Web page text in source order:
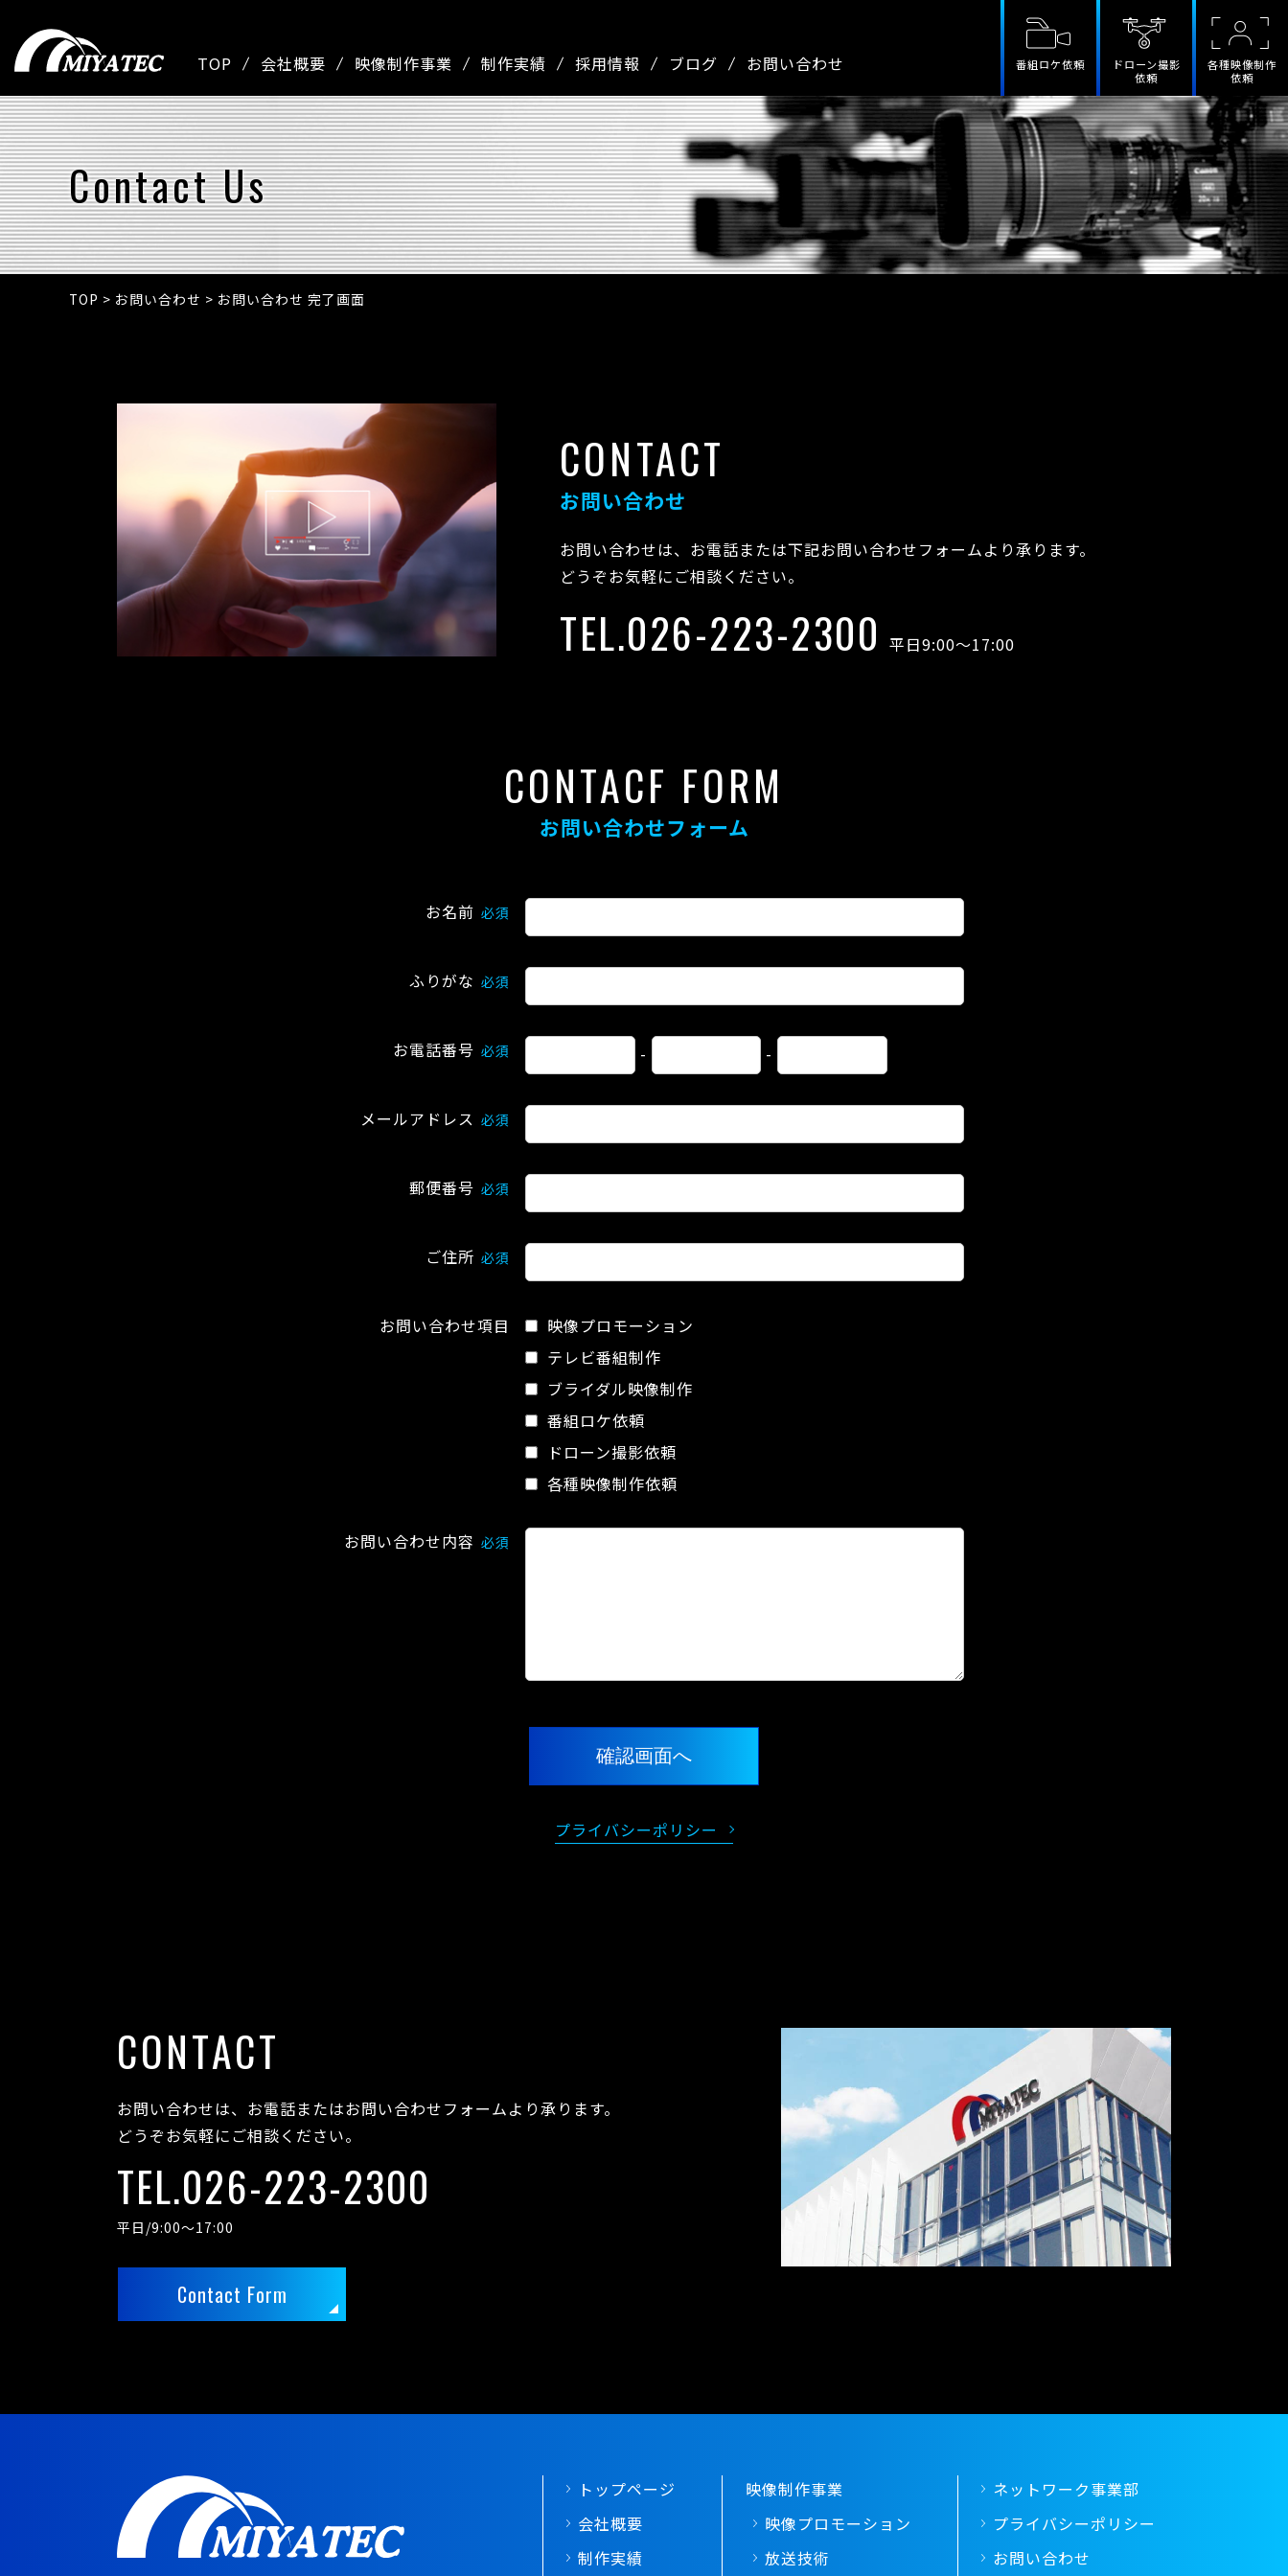
TOP 会社概要 映像制作事業 制作実績 採用情報 ブログ お問い合わせ 番組ロケ依頼
ドローン撮影
依頼
各種映像制作
依頼
Contact Us
TOP > お問い合わせ > お問い合わせ 完了画面
CONTACT
お問い合わせ
お問い合わせは、お電話または下記お問い合わせフォームより承ります。
どうぞお気軽にご相談ください。
TEL.026-223-2300 平日9:00～17:00
CONTACF FORM
お問い合わせフォーム
お名前 必須
ふりがな 必須
お電話番号 必須 - -
メールアドレス 必須
郵便番号 必須
ご住所 必須
お問い合わせ項目
映像プロモーション
テレビ番組制作
ブライダル映像制作
番組ロケ依頼
ドローン撮影依頼
各種映像制作依頼
お問い合わせ内容 必須
プライバシーポリシー
CONTACT
お問い合わせは、お電話またはお問い合わせフォームより承ります。
どうぞお気軽にご相談ください。
TEL.026-223-2300
平日/9:00～17:00
Contact Form
トップページ
会社概要
制作実績
映像制作事業
映像プロモーション
放送技術
ネットワーク事業部
プライバシーポリシー
お問い合わせ